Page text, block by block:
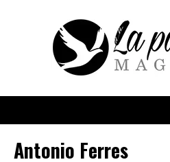
Antonio Ferres